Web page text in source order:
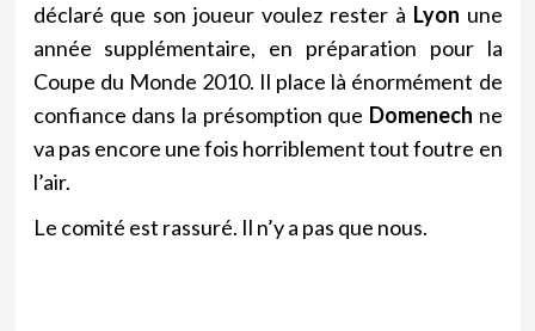
déclaré que son joueur voulez rester à Lyon une
année supplémentaire, en préparation pour la
Coupe du Monde 2010. Il place là énormément de
confiance dans la présomption que Domenech ne
va pas encore une fois horriblement tout foutre en
l’air.
Le comité est rassuré. Il n’y a pas que nous.